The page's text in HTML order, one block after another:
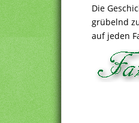
Die
grübelnd
auf jeden